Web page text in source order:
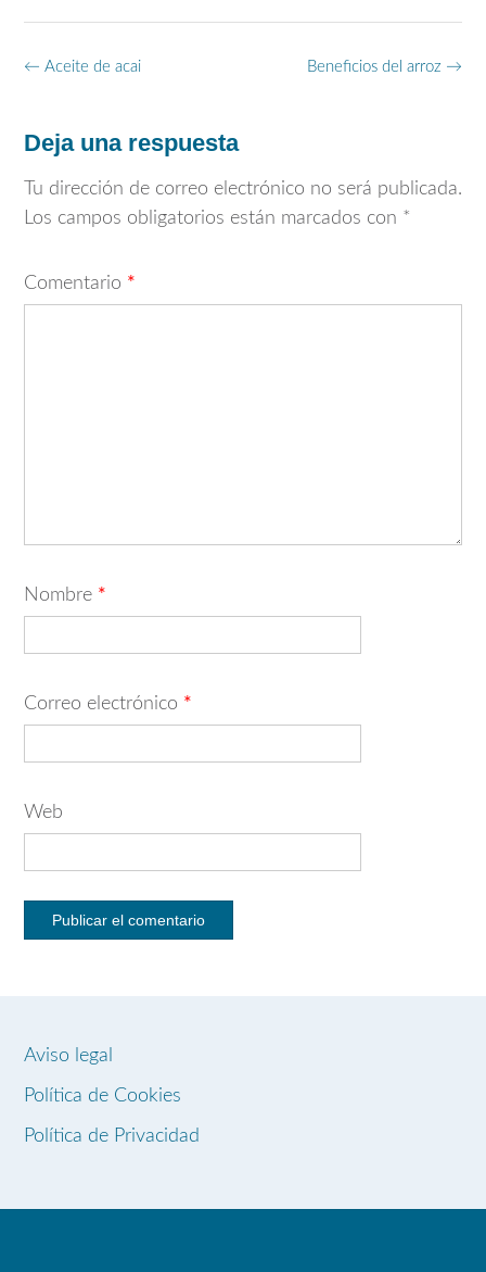
Navegación
Beneficios del arroz →
← Aceite de acai
Deja una respuesta
Tu dirección de correo electrónico no será publicada.
Los campos obligatorios están marcados con *
Comentario *
Nombre *
Correo electrónico *
Web
Aviso legal
Política de Cookies
Política de Privacidad